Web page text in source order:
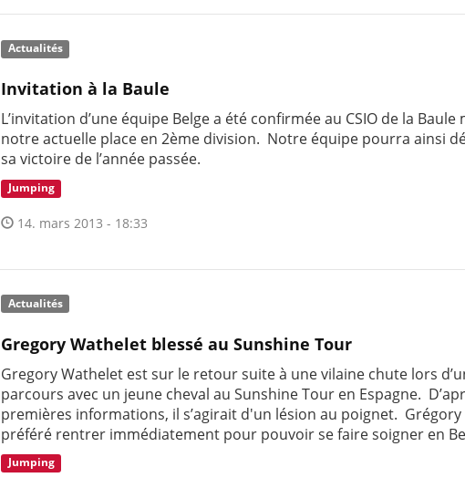
Actualités
Invitation à la Baule
L’invitation d’une équipe Belge a été confirmée au CSIO de la Baule
notre actuelle place en 2ème division. Notre équipe pourra ainsi
sa victoire de l’année passée.
Jumping
14. mars 2013 - 18:33
Actualités
Gregory Wathelet blessé au Sunshine Tour
Gregory Wathelet est sur le retour suite à une vilaine chute lors
parcours avec un jeune cheval au Sunshine Tour en Espagne.
premières informations, il s’agirait d'un lésion au poignet. Grégory
préféré rentrer immédiatement pour pouvoir se faire soigner en
Jumping